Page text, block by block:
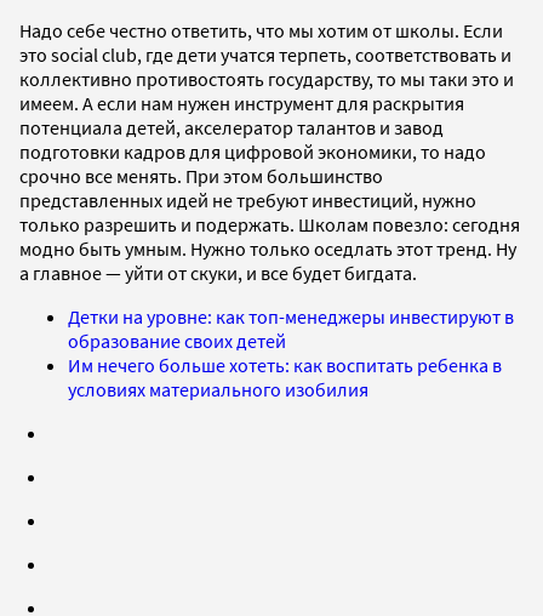
Надо себе честно ответить, что мы хотим от школы. Если
это social club, где дети учатся терпеть, соответствовать и
коллективно противостоять государству, то мы таки это и
имеем. А если нам нужен инструмент для раскрытия
потенциала детей, акселератор талантов и завод
подготовки кадров для цифровой экономики, то надо
срочно все менять. При этом большинство
представленных идей не требуют инвестиций, нужно
только разрешить и подержать. Школам повезло: сегодня
модно быть умным. Нужно только оседлать этот тренд. Ну
а главное — уйти от скуки, и все будет бигдата.
Детки на уровне: как топ-менеджеры инвестируют в
образование своих детей
Им нечего больше хотеть: как воспитать ребенка в
условиях материального изобилия